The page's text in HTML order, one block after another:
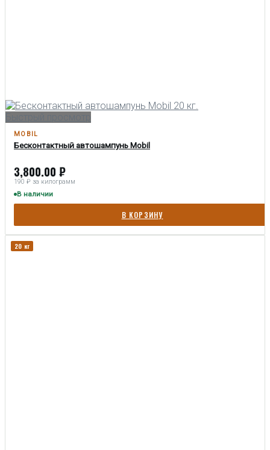
MOBIL
Бесконтактный автошампунь Mobil
3,800.00 ₽
190 ₽ за килограмм
В наличии
В КОРЗИНУ
20 кг